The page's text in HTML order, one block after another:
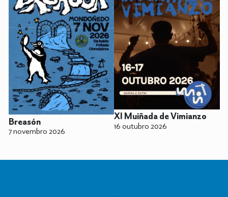
Breasón
7 novembro 2026
XI Muiñada de Vimianzo
16 outubro 2026